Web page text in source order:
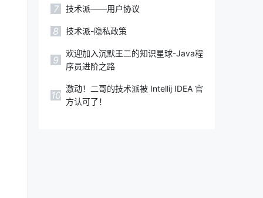
7 技术派——用户协议
8 技术派-隐私政策
9
欢迎加入沉默王二的知识星球-Java程
序员进阶之路
10
激动！二哥的技术派被 Intellij IDEA 官
方认可了！